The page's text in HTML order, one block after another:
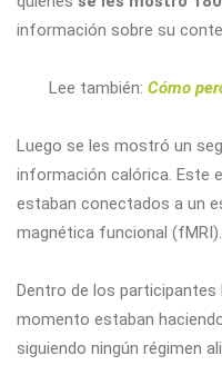
información sobre su
Lee también: Cómo
Luego se les mostró un
información calórica. Este
estaban conectados a un
magnética funcional (fMRI).
Dentro de los participantes
momento estaban
siguiendo ningún régimen